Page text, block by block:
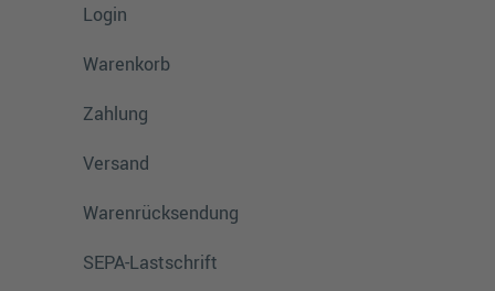
Login
Warenkorb
Zahlung
Versand
Warenrücksendung
SEPA-Lastschrift